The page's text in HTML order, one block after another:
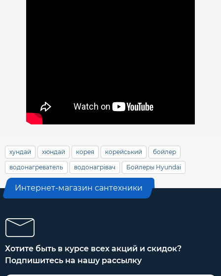
хундай хюндай корея корейський бойлер
водонагреватель водонагрівач Бойлеры Hyundai
Интернет-магазин сантехники
Хотите быть в курсе всех акций и скидок?
Подпишитесь на нашу рассылку